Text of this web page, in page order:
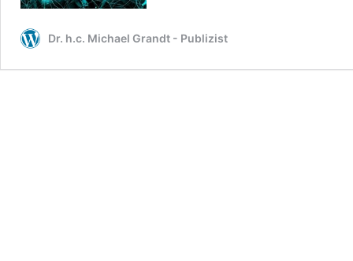
Dr. h.c. Michael Grandt - Publizist